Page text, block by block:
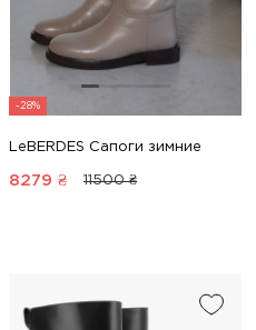
-28%
LeBERDES Сапоги зимние
8279 ₴ 11500 ₴